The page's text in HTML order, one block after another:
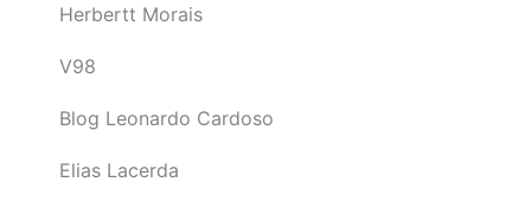
Herbertt Morais
V98
Blog Leonardo Cardoso
Elias Lacerda